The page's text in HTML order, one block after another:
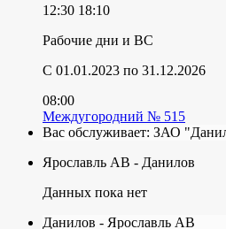
12:30 18:10
Рабочие дни и ВС
C 01.01.2023 по 31.12.2026
08:00
Междугородний № 515
Вас обслуживает: ЗАО
Ярославль АВ - Данилов
Данных пока нет
Данилов - Ярославль АВ